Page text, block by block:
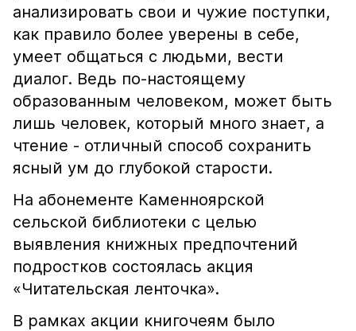
анализировать свои и чужие поступки,
как правило более уверены в себе,
умеет общаться с людьми, вести
диалог. Ведь по-настоящему
образованным человеком, может быть
лишь человек, который много знает, а
чтение - отличный способ сохранить
ясный ум до глубокой старости.
На абонементе Каменноярской
сельской библиотеки с целью
выявления книжных предпочтений
подростков состоялась акция
«Читательская ленточка».
В рамках акции книгочеям было